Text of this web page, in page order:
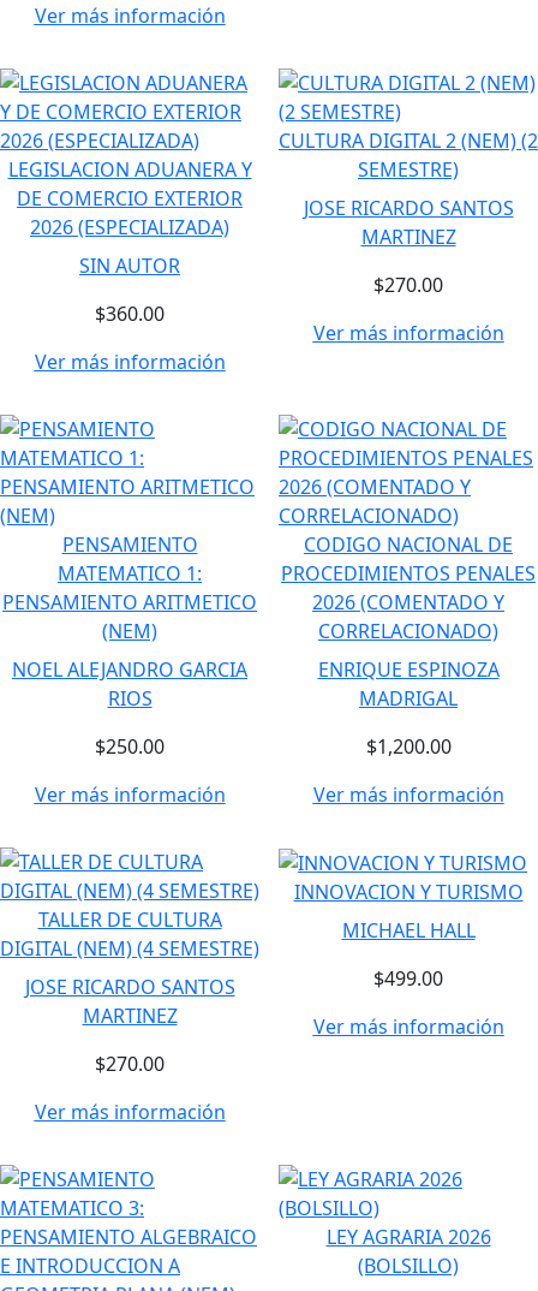
Ver más información
LEGISLACION ADUANERA Y
DE COMERCIO EXTERIOR
2026 (ESPECIALIZADA)
SIN AUTOR
$360.00
Ver más información
CULTURA DIGITAL 2 (NEM) (2
SEMESTRE)
JOSE RICARDO SANTOS
MARTINEZ
$270.00
Ver más información
PENSAMIENTO
MATEMATICO 1:
PENSAMIENTO ARITMETICO
(NEM)
NOEL ALEJANDRO GARCIA
RIOS
$250.00
Ver más información
CODIGO NACIONAL DE
PROCEDIMIENTOS PENALES
2026 (COMENTADO Y
CORRELACIONADO)
ENRIQUE ESPINOZA
MADRIGAL
$1,200.00
Ver más información
TALLER DE CULTURA
DIGITAL (NEM) (4 SEMESTRE)
JOSE RICARDO SANTOS
MARTINEZ
$270.00
Ver más información
INNOVACION Y TURISMO
MICHAEL HALL
$499.00
Ver más información
LEY AGRARIA 2026
(BOLSILLO)